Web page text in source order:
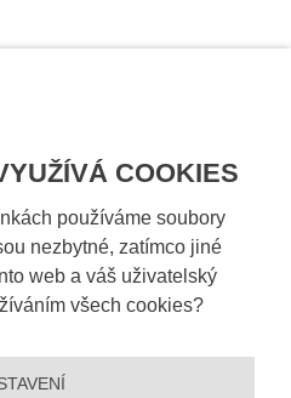
COOKIES
používáme soubory
nezbytné, zatímco jiné
web a váš uživatelský
všech cookies?